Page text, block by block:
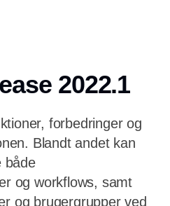
2022.1
forbedringer og
Blandt andet kan
både
og workflows, samt
og brugergrupper ved